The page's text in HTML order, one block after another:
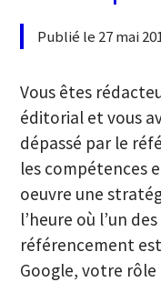
Publié le 27 mai
Vous êtes
éditorial et vous
dépassé par le
les compétences
oeuvre une
l’heure où l’un
référencement
Google, votre